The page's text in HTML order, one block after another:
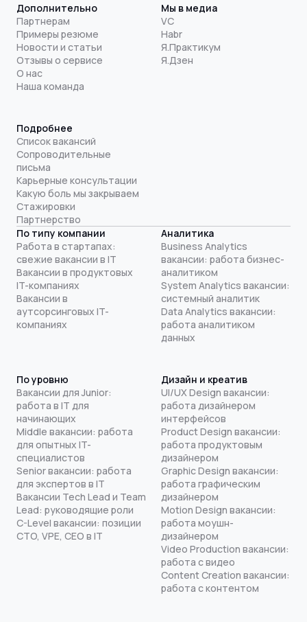
Дополнительно
Партнерам
Примеры резюме
Новости и статьи
Отзывы о сервисе
О нас
Наша команда
Мы в медиа
VC
Habr
Я.Практикум
Я.Дзен
Подробнее
Список вакансий
Сопроводительные
письма
Карьерные консультации
Какую боль мы закрываем
Стажировки
Партнерство
По типу компании
Работа в стартапах:
свежие вакансии в IT
Вакансии в продуктовых
IT-компаниях
Вакансии в
аутсорсинговых IT-
компаниях
Аналитика
Business Analytics
вакансии: работа бизнес-
аналитиком
System Analytics вакансии:
системный аналитик
Data Analytics вакансии:
работа аналитиком
данных
По уровню
Вакансии для Junior:
работа в IT для
начинающих
Middle вакансии: работа
для опытных IT-
специалистов
Senior вакансии: работа
для экспертов в IT
Вакансии Tech Lead и Team
Lead: руководящие роли
C-Level вакансии: позиции
CTO, VPE, CEO в IT
Дизайн и креатив
UI/UX Design вакансии:
работа дизайнером
интерфейсов
Product Design вакансии:
работа продуктовым
дизайнером
Graphic Design вакансии:
работа графическим
дизайнером
Motion Design вакансии:
работа моушн-
дизайнером
Video Production вакансии:
работа с видео
Content Creation вакансии:
работа с контентом